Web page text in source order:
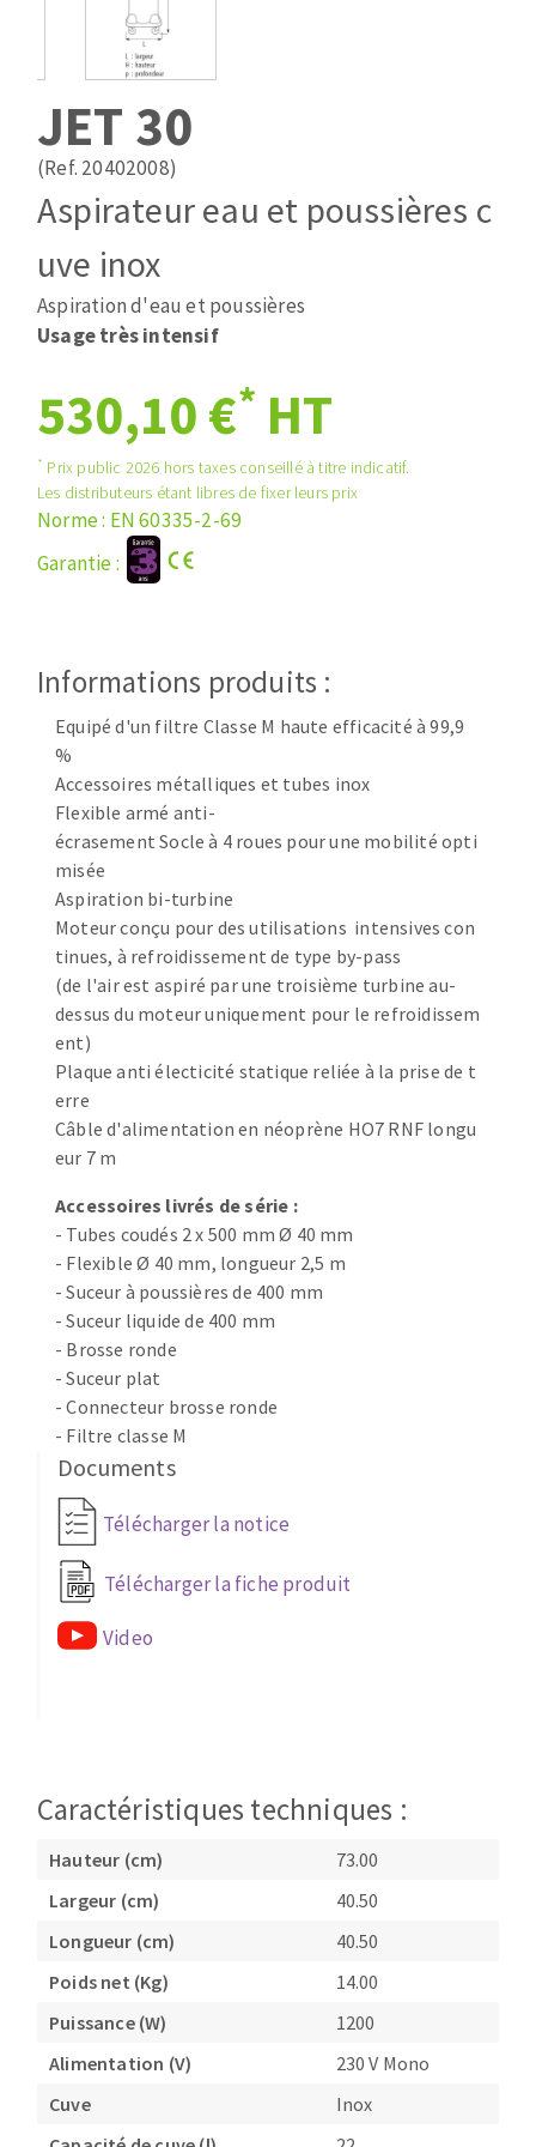
Pose des joints
Nettoyage
Fraises carbure
Fers et plaquettes
Lames de scie à ruban
ABRASIFS APPLIQUÉS
Disques auto-agrippant
Patins
Bandes abrasives
Disques fibre et papier
Cales à poncer et patins
Plateaux supports
Eponges abrasive
DISQUES ABRASIFS
Disques abrasifs agglomérés
Meules d'ébarbage
TRAITEMENT DE SURFACE
Disques à lamelles
Disque intissé
Disques fibre
Brosses
Meules de tourets
Feutres à polir
Bandes sans fin
Rouleaux d'atelier
MACHINES POUR LE TRAVAIL DU MÉTAL
Tronçonneuses
Scies à ruban
Perceuses
Perceuses magnétiques
Tourets
Tours à métaux
Tables
OUTILS COUPANTS
Rubans
Fraise HSS
Forets métaux
JET 30
(Ref. 20402008)
Aspirateur eau et poussières c
uve inox
Aspiration d'eau et poussières
Usage très intensif
530,10 €* HT
* Prix public 2026 hors taxes conseillé à titre indicatif.
Les distributeurs étant libres de fixer leurs prix
Norme : EN 60335-2-69
Garantie :
Informations produits :
Equipé d'un filtre Classe M haute efficacité à 99,9
%
Accessoires métalliques et tubes inox
Flexible armé anti-
écrasement Socle à 4 roues pour une mobilité opti
misée
Aspiration bi-turbine
Moteur conçu pour des utilisations intensives con
tinues, à refroidissement de type by-pass
(de l'air est aspiré par une troisième turbine au-
dessus du moteur uniquement pour le refroidissem
ent)
Plaque anti électicité statique reliée à la prise de t
erre
Câble d'alimentation en néoprène HO7 RNF longu
eur 7 m
Accessoires livrés de série :
- Tubes coudés 2 x 500 mm Ø 40 mm
- Flexible Ø 40 mm, longueur 2,5 m
- Suceur à poussières de 400 mm
- Suceur liquide de 400 mm
- Brosse ronde
- Suceur plat
- Connecteur brosse ronde
- Filtre classe M
Documents
Télécharger la notice
Télécharger la fiche produit
Video
Caractéristiques techniques :
Hauteur (cm)
73.00
Largeur (cm)
40.50
Longueur (cm)
40.50
Poids net (Kg)
14.00
Puissance (W)
1200
Alimentation (V)
230 V Mono
Cuve
Inox